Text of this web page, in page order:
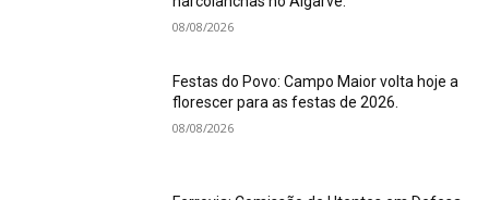
08/08/2026
Festas do Povo: Campo Maior volta hoje a
florescer para as festas de 2026.
08/08/2026